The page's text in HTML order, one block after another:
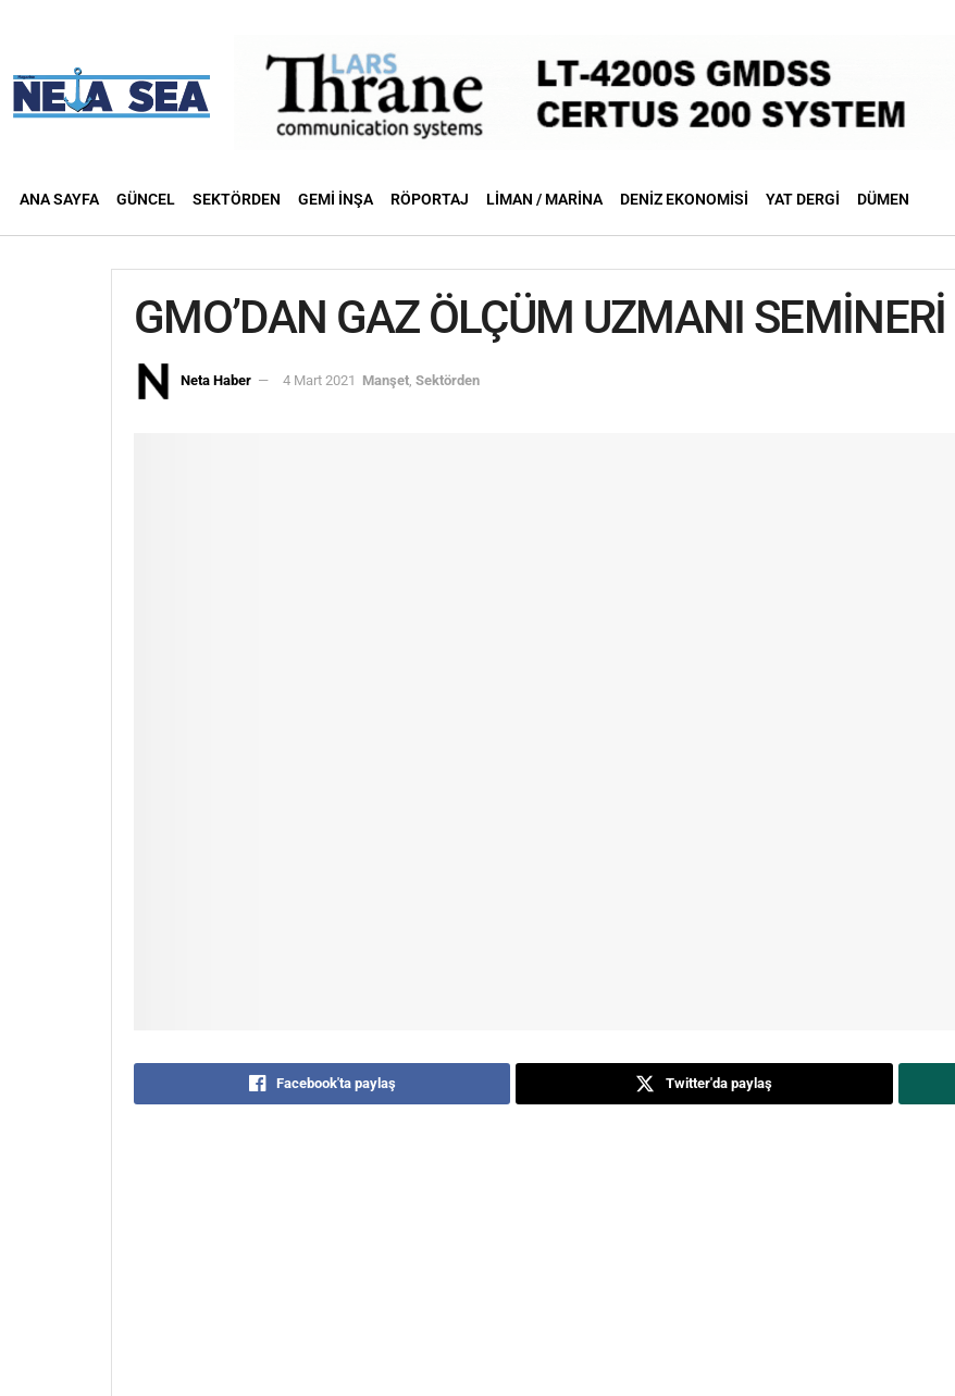
ANA SAYFA GÜNCEL SEKTÖRDEN GEMI İNŞA RÖPORTAJ LIMAN / MARINA DENIZ EKONOMISI YAT DERGI DÜMEN
GMO’DAN GAZ ÖLÇÜM UZMANI SEMİNERİ
Neta Haber 4 Mart 2021 Manşet Sektörden
Facebook'ta paylaş Twitter'da paylaş